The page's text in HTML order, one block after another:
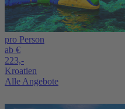
pro Person
ab €
223,-
Kroatien
Alle Angebote